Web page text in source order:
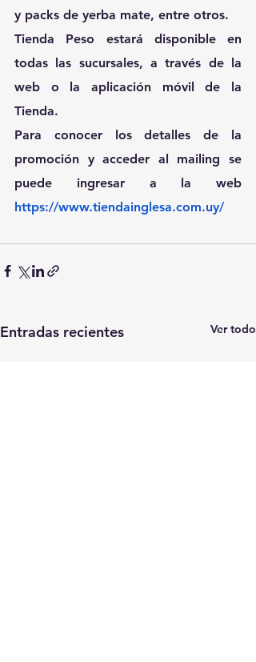
y packs de yerba mate, entre otros.
Tienda Peso estará disponible en
todas las sucursales, a través de la
web o la aplicación móvil de la
Tienda.
Para conocer los detalles de la
promoción y acceder al mailing se
https://www.tiendainglesa.com.uy/
Entradas recientes Ver todo